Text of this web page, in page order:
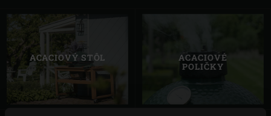
ACACIOVÝ STÔL ACACIOVÉ
POLIČKY